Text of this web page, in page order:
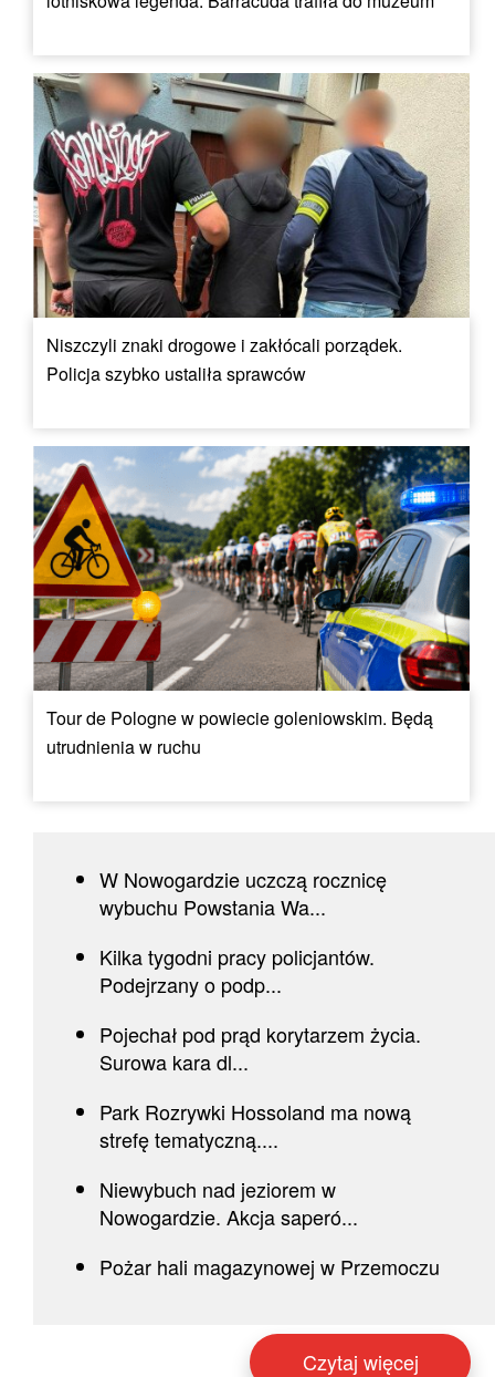
Niszczyli znaki drogowe i zakłócali porządek.
Policja szybko ustaliła sprawców
Tour de Pologne w powiecie goleniowskim. Będą
utrudnienia w ruchu
W Nowogardzie uczczą rocznicę
wybuchu Powstania Wa...
Kilka tygodni pracy policjantów.
Podejrzany o podp...
Pojechał pod prąd korytarzem życia.
Surowa kara dl...
Park Rozrywki Hossoland ma nową
strefę tematyczną....
Niewybuch nad jeziorem w
Nowogardzie. Akcja saperó...
Pożar hali magazynowej w Przemoczu
Czytaj więcej